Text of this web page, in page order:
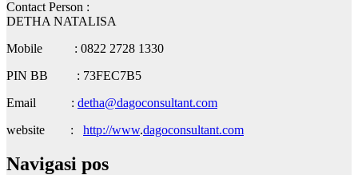
Contact Person :
DETHA NATALISA
Mobile : 0822 2728 1330
PIN BB : 73FEC7B5
Email : detha@dagoconsultant.com
website : http://www.dagoconsultant.com
Navigasi pos